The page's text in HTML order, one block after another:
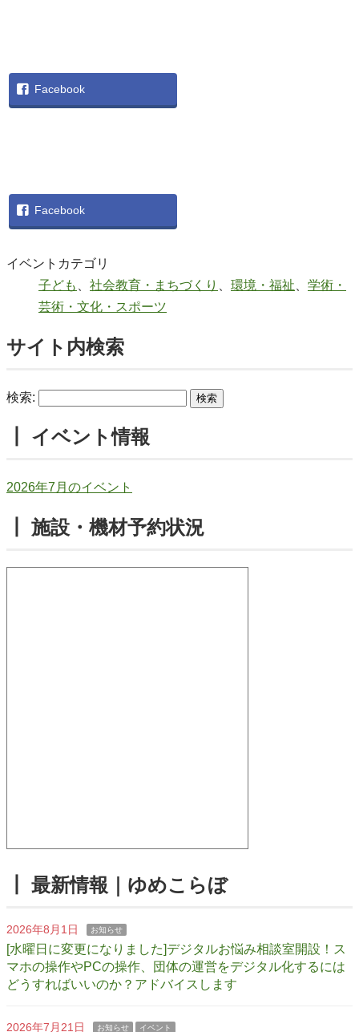
Facebook
Facebook
イベントカテゴリ
子ども
社会教育・まちづくり 環境・福祉
学術・
芸術・文化・スポーツ
サイト内検索
検索:
┃ イベント情報
2026年7月のイベント
┃ 施設・機材予約状況
┃ 最新情報｜ゆめこらぼ
2026年8月1日 お知らせ
[水曜日に変更になりました]デジタルお悩み相談室開設！ス
マホの操作やPCの操作、団体の運営をデジタル化するには
どうすればいいのか？アドバイスします
2026年7月21日 お知らせ イベント